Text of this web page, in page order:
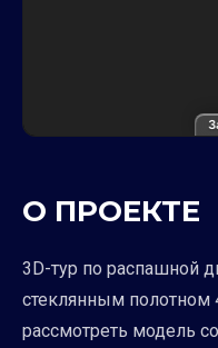
О ПРОЕКТЕ
3D-тур по распашной
стеклянным полотном
рассмотреть модель